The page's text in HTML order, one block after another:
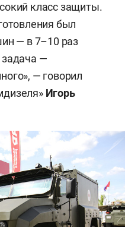
класс защиты.
был
— в 7–10 раз
задача —
— говорил
Игорь